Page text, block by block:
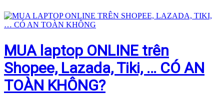
MUA laptop ONLINE trên
Shopee, Lazada, Tiki, … CÓ AN
TOÀN KHÔNG?